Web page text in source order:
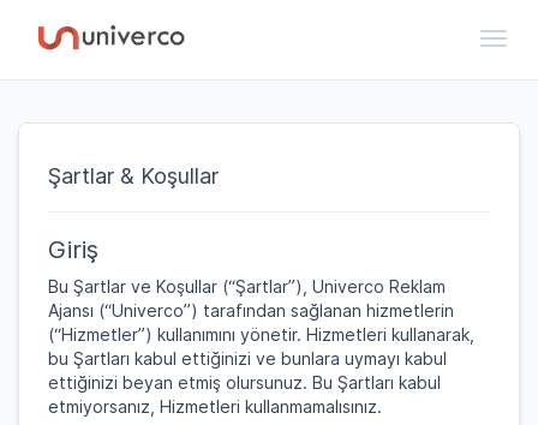
Şartlar & Koşullar
Giriş
Bu Şartlar ve Koşullar (“Şartlar”), Univerco Reklam
Ajansı (“Univerco”) tarafından sağlanan hizmetlerin
(“Hizmetler”) kullanımını yönetir. Hizmetleri kullanarak,
bu Şartları kabul ettiğinizi ve bunlara uymayı kabul
ettiğinizi beyan etmiş olursunuz. Bu Şartları kabul
etmiyorsanız, Hizmetleri kullanmamalısınız.